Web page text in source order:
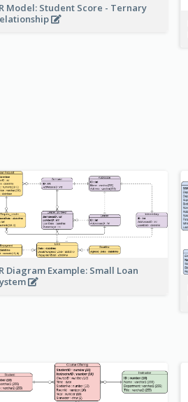
Model: Student Score - Ternary
Diagram Example: Small Loan